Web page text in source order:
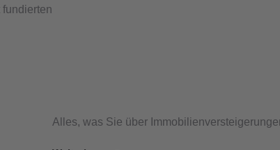
Alles, was Sie über